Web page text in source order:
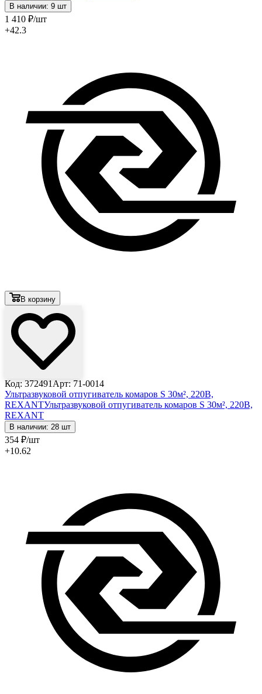
В наличии: 9 шт
1 410 ₽/шт
+42.3
В корзину
Код: 372491 Арт: 71-0014
Ультразвуковой отпугиватель комаров S 30м², 220В,
REXANTУльтразвуковой отпугиватель комаров S 30м², 220В,
REXANT
В наличии: 28 шт
354 ₽/шт
+10.62